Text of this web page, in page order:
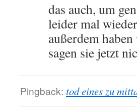
das auch, um
leider mal
außerdem
sagen sie jetzt
Pingback: tod eines zu